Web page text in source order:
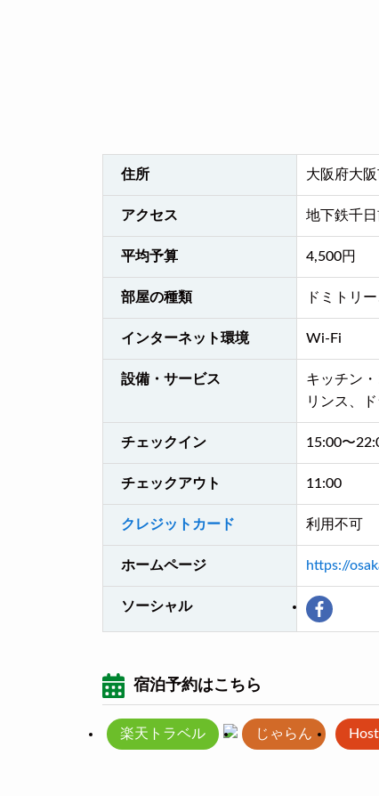
住所 大阪府大
アクセス 地下鉄千
平均予算 4,500円
部屋の種類 ドミトリ
インターネット環境 Wi-Fi
設備・サービス
キッチン
リンス、
チェックイン 15:00〜
チェックアウト 11:00
クレジットカード 利用不可
ホームページ https://
ソーシャル
宿泊予約はこちら
楽天トラベル じゃらん